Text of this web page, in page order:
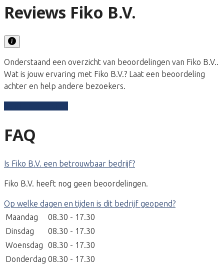
Reviews Fiko B.V.
Onderstaand een overzicht van beoordelingen van Fiko B.V..
Wat is jouw ervaring met Fiko B.V.? Laat een beoordeling
achter en help andere bezoekers.
FAQ
Is Fiko B.V. een betrouwbaar bedrijf?
Fiko B.V. heeft nog geen beoordelingen.
Op welke dagen en tijden is dit bedrijf geopend?
Maandag
08.30 - 17.30
Dinsdag
08.30 - 17.30
Woensdag
08.30 - 17.30
Donderdag 08.30 - 17.30